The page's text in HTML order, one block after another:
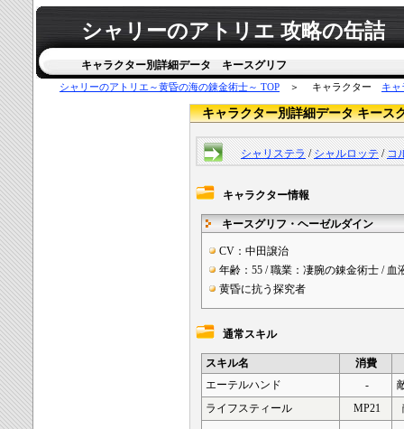
シャリーのアトリエ 攻略の缶詰
キャラクター別詳細データ キースグリフ
シャリーのアトリエ～黄昏の海の錬金術士～ TOP ＞ キャラクター キャ
キャラクター別詳細データ キース
シャリステラ/シャルロッテ/コ
キャラクター情報
キースグリフ・ヘーゼルダイン
CV：中田譲治
年齢：55 / 職業：凄腕の錬金術士 / 血
黄昏に抗う探究者
通常スキル
スキル名
消費
エーテルハンド
-
ライフスティール
MP21